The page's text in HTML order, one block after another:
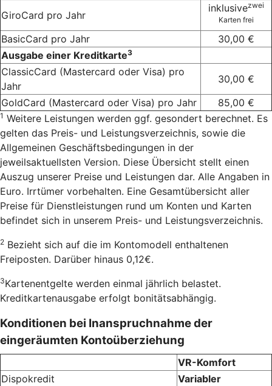
GiroCard pro Jahr
inklusivezwei
Karten frei
BasicCard pro Jahr
30,00 €
Ausgabe einer Kreditkarte3
ClassicCard (Mastercard oder Visa) pro
Jahr
30,00 €
GoldCard (Mastercard oder Visa) pro Jahr
85,00 €
1 Weitere Leistungen werden ggf. gesondert berechnet. Es
gelten das Preis- und Leistungsverzeichnis, sowie die
Allgemeinen Geschäftsbedingungen in der
jeweilsaktuellsten Version. Diese Übersicht stellt einen
Auszug unserer Preise und Leistungen dar. Alle Angaben in
Euro. Irrtümer vorbehalten. Eine Gesamtübersicht aller
Preise für Dienstleistungen rund um Konten und Karten
befindet sich in unserem Preis- und Leistungsverzeichnis.
2 Bezieht sich auf die im Kontomodell enthaltenen
Freiposten. Darüber hinaus 0,12€.
3Kartenentgelte werden einmal jährlich belastet.
Kreditkartenausgabe erfolgt bonitätsabhängig.
Konditionen bei Inanspruchnahme der
eingeräumten Kontoüberziehung
VR-Komfort
Dispokredit
Variabler